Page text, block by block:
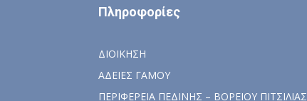
Πληροφορίες
ΔΙΟΙΚΗΣΗ
ΑΔΕΙΕΣ ΓΑΜΟΥ
ΠΕΡΙΦΕΡΕΙΑ ΠΕΔΙΝΗΣ – ΒΟΡΕΙΟΥ ΠΙΤΣΙΛΙΑΣ